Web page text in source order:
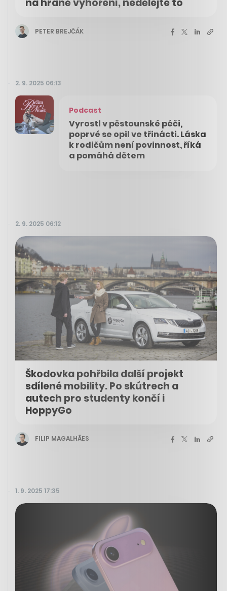
na hraně vyhoření, nedělejte to
PETER BREJČÁK
2. 9. 2025 06:13
Podcast
Vyrostl v pěstounské péči,
poprvé se opil ve třinácti. Láska
k rodičům není povinnost, říká
a pomáhá dětem
2. 9. 2025 06:12
Škodovka pohřbila další projekt
sdílené mobility. Po skútrech a
autech pro studenty končí i
HoppyGo
FILIP MAGALHÃES
1. 9. 2025 17:35